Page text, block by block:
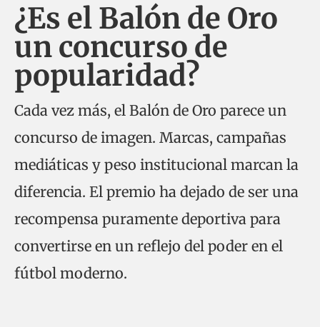
¿Es el Balón de Oro
un concurso de
popularidad?
Cada vez más, el Balón de Oro parece un
concurso de imagen. Marcas, campañas
mediáticas y peso institucional marcan la
diferencia. El premio ha dejado de ser una
recompensa puramente deportiva para
convertirse en un reflejo del poder en el
fútbol moderno.